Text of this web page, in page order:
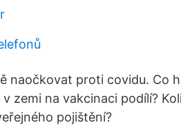
naočkovat proti covidu. Co
zemi na vakcinaci podílí?
pojištění?